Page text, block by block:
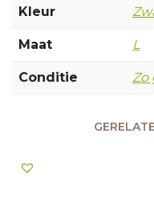
Kleur
Maat L
Conditie Zo